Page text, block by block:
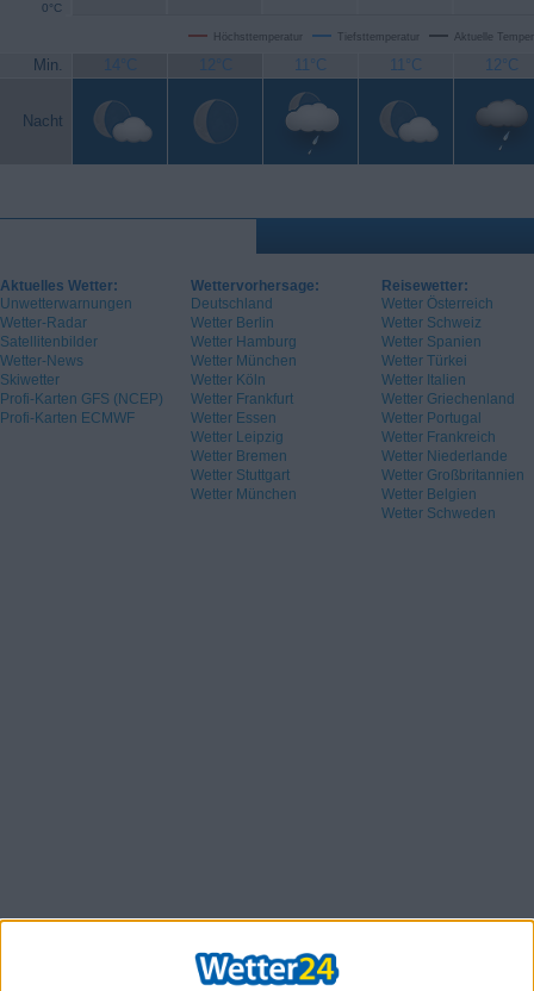
Höchsttemperatur Tiefsttemperatur Aktuelle
0°C
Min. 14°C 12°C 11°C 11°C 12°C
Nacht
Aktuelles Wetter:
Unwetterwarnungen
Wetter-Radar
Satellitenbilder
Wetter-News
Skiwetter
Profi-Karten GFS (NCEP)
Profi-Karten ECMWF
Wettervorhersage:
Deutschland
Wetter Berlin
Wetter Hamburg
Wetter München
Wetter Köln
Wetter Frankfurt
Wetter Essen
Wetter Leipzig
Wetter Bremen
Wetter Stuttgart
Wetter München
Reisewetter:
Wetter Österreich
Wetter Schweiz
Wetter Spanien
Wetter Türkei
Wetter Italien
Wetter Griechenland
Wetter Portugal
Wetter Frankreich
Wetter Niederlande
Wetter Großbritannien
Wetter Belgien
Wetter Schweden